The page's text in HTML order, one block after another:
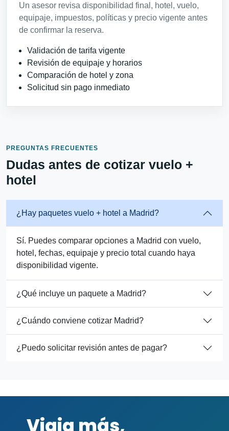
Un asesor revisa disponibilidad final, hotel, vuelo,
equipaje, impuestos, políticas y precio vigente antes
de confirmar la reserva.
Validación de tarifa vigente
Revisión de equipaje y horarios
Comparación de hotel y zona
Solicitud sin pago inmediato
PREGUNTAS FRECUENTES
Dudas antes de cotizar vuelo +
hotel
¿Hay paquetes vuelo + hotel a Madrid?
Sí. Puedes comparar opciones a Madrid con vuelo,
hotel, fechas, equipaje y precio total cuando haya
disponibilidad vigente.
¿Qué incluye un paquete a Madrid?
¿Cuándo conviene cotizar Madrid?
¿Puedo solicitar revisión antes de pagar?
Viaja más,